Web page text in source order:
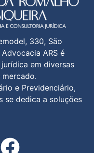
330, São
ARS é
em diversas
mercado.
e Previdenciário,
se dedica a soluções